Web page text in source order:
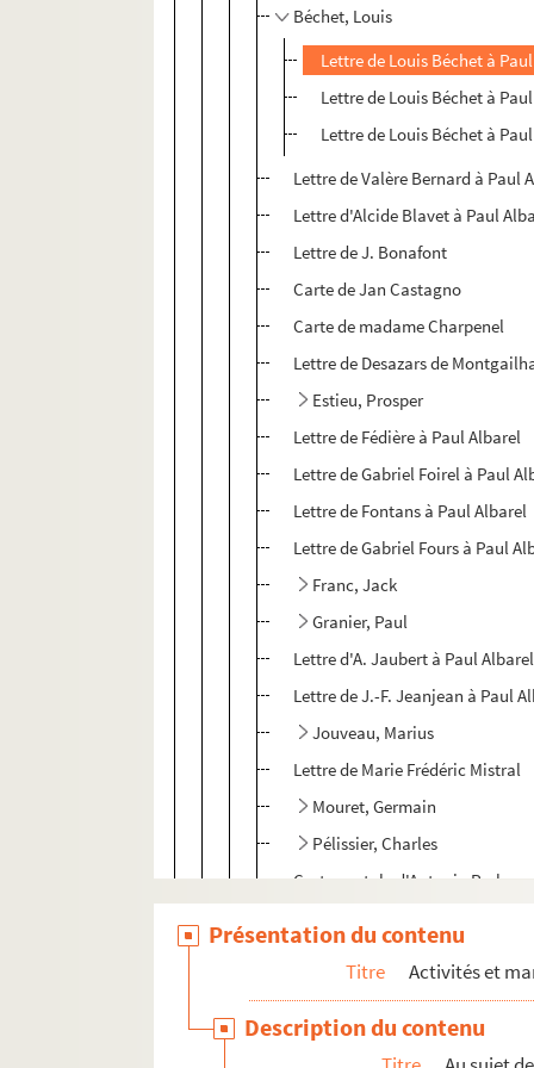
Béchet, Louis
Lettre de Louis Béchet à
Lettre de Louis Béchet à
Lettre de Louis Béchet à
Lettre de Valère Bernard à Paul
Lettre d'Alcide Blavet à Paul
Lettre de J. Bonafont
Carte de Jan Castagno
Carte de madame Charpenel
Lettre de Desazars de
Estieu, Prosper
Lettre de Fédière à Paul Albarel
Lettre de Gabriel Foirel à Paul
Lettre de Fontans à Paul Albarel
Lettre de Gabriel Fours à Paul
Franc, Jack
Granier, Paul
Lettre d'A. Jaubert à Paul Albarel
Lettre de J.-F. Jeanjean à Paul
Jouveau, Marius
Lettre de Marie Frédéric Mistral
Mouret, Germain
Pélissier, Charles
Carte postale d'Antonin Perbosc
Lettre de Joseph Senty à Paul
Présentation du contenu
Titre Activités et
Description du contenu